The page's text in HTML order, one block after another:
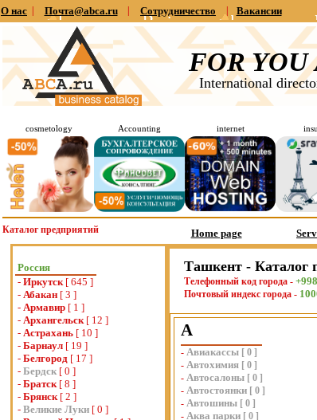
О нас Почта@abca.ru Сотрудничество Вакансии
FOR YOU
International
cosmetology Accounting internet
Каталог предприятий Home page
Россия
- Иркутск[ 645 ]
- Абакан [ 3 ]
- Армавир [ 1 ]
- Архангельск[ 12 ]
- Астрахань [ 10 ]
- Барнаул [ 19 ]
- Белгород [ 17 ]
- Бердск [ 0 ]
- Братск[ 8 ]
- Брянск[ 2 ]
- Великие Луки [ 0 ]
Ташкент - Каталог
Телефонный код города -
Почтовый индекс города -
А
- Авиакассы [ 0 ]
- Автохимия [ 0 ]
- Автосалоны [ 0 ]
- Автостоянки [ 0 ]
- Автошины [ 0 ]
- Аква парки [ 0 ]